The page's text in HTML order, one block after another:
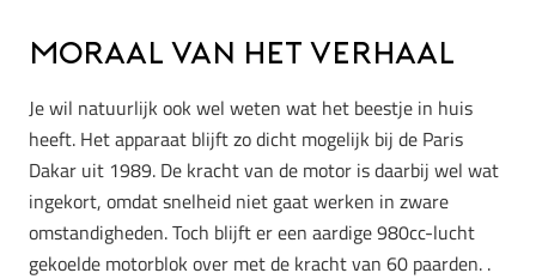
Moraal van het verhaal
Je wil natuurlijk ook wel weten wat het beestje in huis
heeft. Het apparaat blijft zo dicht mogelijk bij de Paris
Dakar uit 1989. De kracht van de motor is daarbij wel wat
ingekort, omdat snelheid niet gaat werken in zware
omstandigheden. Toch blijft er een aardige 980cc-lucht
gekoelde motorblok over met de kracht van 60 paarden. .